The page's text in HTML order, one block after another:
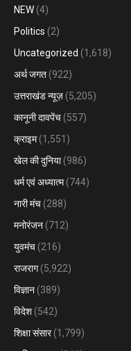
NEW (4)
Politics (2)
Uncategorized (1,618)
अर्थ जगत (922)
उत्तराखंड न्यूज़ (5,205)
कानूनी दावपेंच (557)
क्राइम(1,551)
खेल की दुनिया(986)
धर्म एवं अध्यात्म(744)
नारी मंच (288)
मनोरंजन (712)
युवमंच (216)
राजराग(5,922)
विज्ञान (389)
विदेश (542)
शिक्षा संसार(1,799)